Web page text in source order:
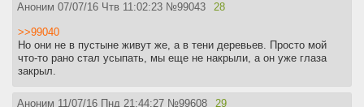
Аноним 07/07/16 Чтв 11:02:23 №99043 28
>>99040
Но они не в пустыне живут же, а в тени деревьев. Просто мой
что-то рано стал усыпать, мы еще не накрыли, а он уже глаза
закрыл.
Аноним 11/07/16 Пнд 21:44:27 №99608 29